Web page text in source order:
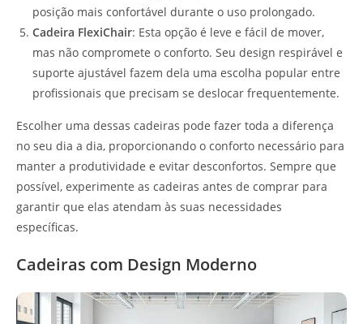
posição mais confortável durante o uso prolongado.
Cadeira FlexiChair: Esta opção é leve e fácil de mover,
mas não compromete o conforto. Seu design respirável e
suporte ajustável fazem dela uma escolha popular entre
profissionais que precisam se deslocar frequentemente.
Escolher uma dessas cadeiras pode fazer toda a diferença
no seu dia a dia, proporcionando o conforto necessário para
manter a produtividade e evitar desconfortos. Sempre que
possível, experimente as cadeiras antes de comprar para
garantir que elas atendam às suas necessidades
específicas.
Cadeiras com Design Moderno